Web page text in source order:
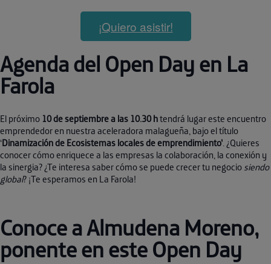
¡Quiero asistir!
Agenda del Open Day en La
Farola
El próximo 10 de septiembre a las 10.30 htendrá lugar este encuentro
emprendedor en nuestra aceleradora malagueña, bajo el título
‘Dinamización de Ecosistemas locales de emprendimiento’. ¿Quieres
conocer cómo enriquece a las empresas la colaboración, la conexión y
la sinergia? ¿Te interesa saber cómo se puede crecer tu negocio siendo
global? ¡Te esperamos en La Farola!
Conoce a Almudena Moreno,
ponente en este Open Day